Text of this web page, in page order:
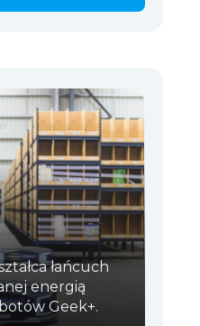
łańcuch
energią
Geek+.